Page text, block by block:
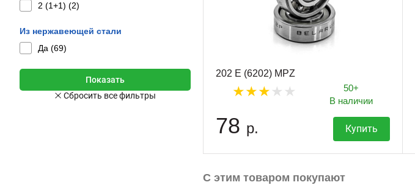
2 (1+1) (2)
Из нержавеющей стали
Да (69)
202 Е (6202) MPZ
50+
В наличии
78 р. Купить
С этим товаром покупают